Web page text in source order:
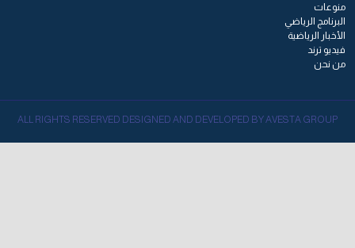
منوعات
البرنامج الرياضي
الأخبار الرياضية
فيديو ترند
من نحن
ALL RIGHTS RESERVED DESIGNED AND DEVELOPED BY AVESTA GROUP